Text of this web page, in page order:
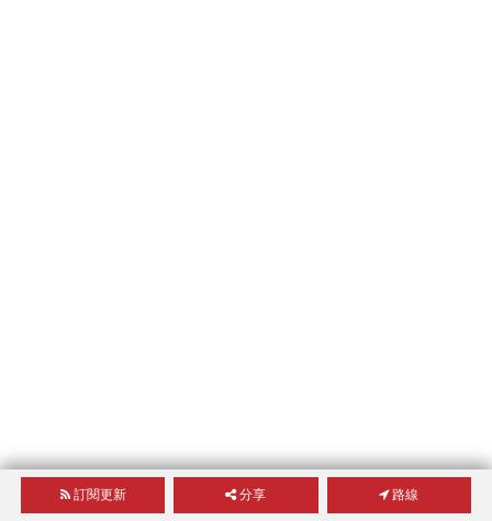
訂閱更新 分享 路線